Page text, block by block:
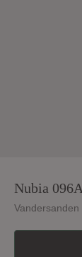
Nubia
Vandersanden